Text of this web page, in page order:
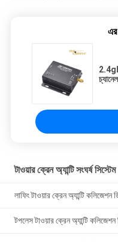
এর
টাওয়ার ক্রেন অ্যান্টি সংঘর্ষ সিস্টেম
লাফিং টাওয়ার ক্রেন অ্যান্টি কলিজেশন
টপলেস টাওয়ার ক্রেন অ্যান্টি